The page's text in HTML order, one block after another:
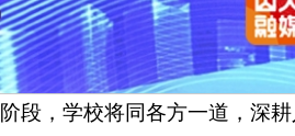
段，学校将同各方一道，深